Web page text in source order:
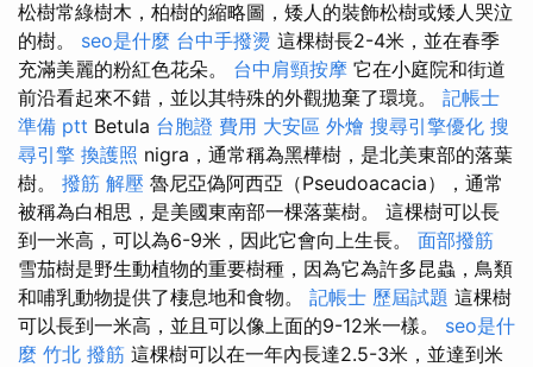
松樹常綠樹木，柏樹的縮略圖，矮人的裝飾松樹或矮人哭泣
的樹。 seo是什麼 台中手撥燙 這棵樹長2-4米，並在春季
充滿美麗的粉紅色花朵。 台中肩頸按摩 它在小庭院和街道
前沿看起來不錯，並以其特殊的外觀拋棄了環境。 記帳士
準備 ptt Betula 台胞證 費用 大安區 外燴 搜尋引擎優化 搜
尋引擎 換護照 nigra，通常稱為黑樺樹，是北美東部的落葉
樹。 撥筋 解壓 魯尼亞偽阿西亞（Pseudoacacia），通常
被稱為白相思，是美國東南部一棵落葉樹。 這棵樹可以長
到一米高，可以為6-9米，因此它會向上生長。 面部撥筋
雪茄樹是野生動植物的重要樹種，因為它為許多昆蟲，鳥類
和哺乳動物提供了棲息地和食物。 記帳士 歷屆試題 這棵樹
可以長到一米高，並且可以像上面的9-12米一樣。 seo是什
麼 竹北 撥筋 這棵樹可以在一年內長達2.5-3米，並達到米